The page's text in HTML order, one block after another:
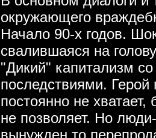
окружающего
Начало 90-х годов.
свалившаяся на
"Дикий" капитализм
последствиями.
постоянно не хватает,
не позволяет. Но
вынужден то